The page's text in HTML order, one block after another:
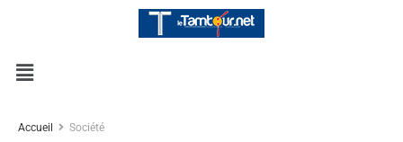
Accueil Société